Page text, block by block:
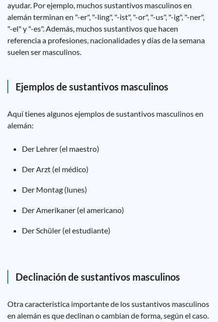
ayudar. Por ejemplo, muchos sustantivos masculinos en
alemán terminan en "-er", "-ling", "-ist", "-or", "-us", "-ig", "-ner",
"-el" y "-es". Además, muchos sustantivos que hacen
referencia a profesiones, nacionalidades y días de la semana
suelen ser masculinos.
Ejemplos de sustantivos masculinos
Aquí tienes algunos ejemplos de sustantivos masculinos en
alemán:
Der Lehrer (el maestro)
Der Arzt (el médico)
Der Montag (lunes)
Der Amerikaner (el americano)
Der Schüler (el estudiante)
Declinación de sustantivos masculinos
Otra característica importante de los sustantivos masculinos
en alemán es que declinan o cambian de forma, según el caso.